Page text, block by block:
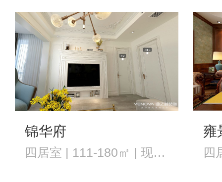
锦华府
四居室 | 111-180㎡ | 现代风格
雍